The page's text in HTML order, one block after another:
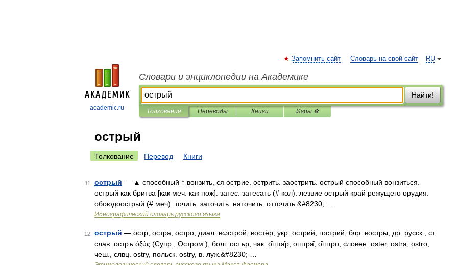
academic.ru
RU
Запомнить сайт Словарь на свой сайт
Словари и энциклопедии на Академике
Найти!
Толкования Переводы Книги Игры ⚽
острый
Толкование Перевод Книги
11 острый — ▲ способный ↑ вонзить, ся острие. острить. заострить. острый способный вонзиться.
острый как бритва [как меч. как нож]. затес. затесать (# кол). лезвие острый край режущего орудия.
обоюдоострый (# меч). точить. заточить. наточить. отточить.&#8230; …
Идеографический словарь русского языка
12 острый — остр, остра, остро, диал. вωстрой, востёр, укр. острий, гострий, блр. востры, др. русск., ст.
слав. остръ ὀξύς (Супр., Остром.), болг. остър, чак. о̏шта̑р, оштра̏, о̏штро, словен. ostǝr, ostra, ostro,
чеш., слвц. ostry, польск. ostry, в. луж.&#8230; …